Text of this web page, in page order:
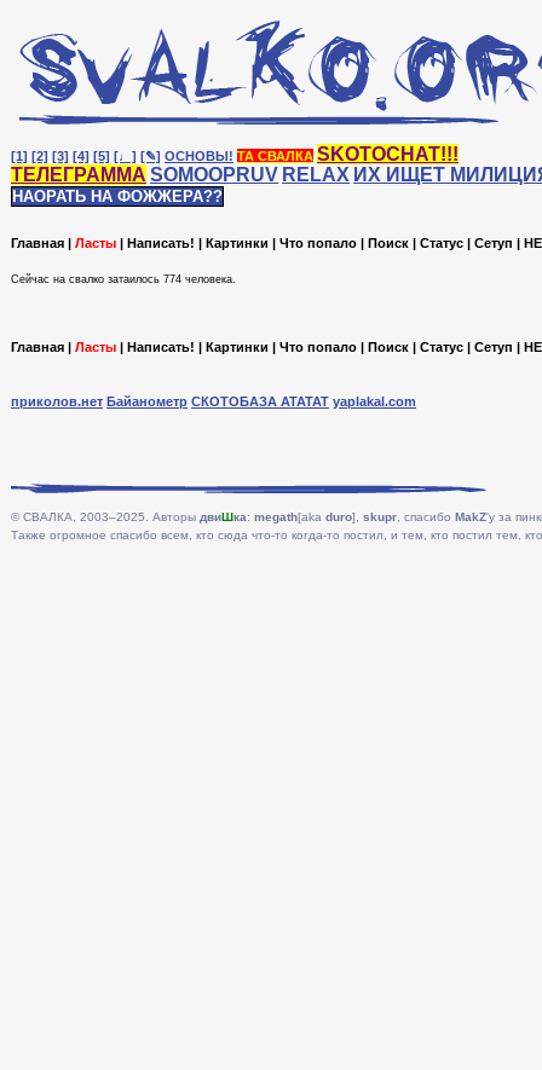
[1] [2] [3] [4] [5] [♩] [✎] ОСНОВЫ! ТА СВАЛКА SKOTOCHAT!!!
ТЕЛЕГРАММА SOMOOPRUV RELAX ИХ ИЩЕТ
НАОРАТЬ НА ФОЖЖЕРА??
Главная | Ласты | Написать! | Картинки | Что попало | Поиск | Статус | Сетуп |
Сейчас на cвалко затаилось 774 человека.
Главная | Ласты | Написать! | Картинки | Что попало | Поиск | Статус | Сетуп |
приколов.нет Байанометр СКОТОБАЗА АТАТАТ yaplakal.com
© СВАЛКА, 2003–2025. Авторы двиШка: megath[aka duro], skupr , спасибо MakZ'у за
Также огромное спасибо всем, кто сюда что-то когда-то постил, и тем, кто постил тем,